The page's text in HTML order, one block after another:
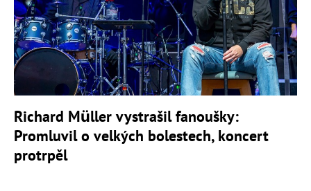
Richard Müller vystrašil fanoušky:
Promluvil o velkých bolestech, koncert
protrpěl